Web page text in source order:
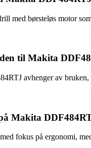
med børsteløs motor
til Makita
avhenger av
Makita
fokus på ergonomi,